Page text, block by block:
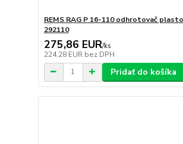
REMS RAG P 16-110 odhrotovač
292110
275,86 EUR/ks
224,28 EUR bez DPH
Pridať do košíka